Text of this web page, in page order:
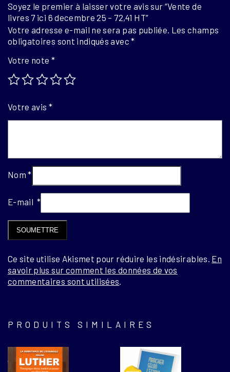
HT
Soyez le premier à laisser votre avis sur “Vente de
livres 7 ici 6 decembre 25 – 72,41 HT”
Votre adresse e-mail ne sera pas publiée. Les champs
obligatoires sont indiqués avec*
Votre note *
Votre avis *
Nom*
E-mail *
Ce site utilise Akismet pour réduire les indésirables. En
savoir plus sur comment les données de vos
commentaires sont utilisées
PRODUITS SIMILAIRES